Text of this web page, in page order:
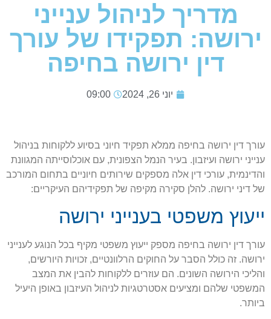
מדריך לניהול ענייני
ירושה: תפקידו של עורך
דין ירושה בחיפה
יוני 26, 2024 09:00
עורך דין ירושה בחיפה ממלא תפקיד חיוני בסיוע ללקוחות בניהול
ענייני ירושה ועיזבון. בעיר הנמל הצפונית, עם אוכלוסייתה המגוונת
והדינמית, עורכי דין אלה מספקים שירותים חיוניים בתחום המורכב
של דיני ירושה. להלן סקירה מקיפה של תפקידיהם העיקריים:
ייעוץ משפטי בענייני ירושה
עורך דין ירושה בחיפה מספק ייעוץ משפטי מקיף בכל הנוגע לענייני
ירושה. זה כולל הסבר על החוקים הרלוונטיים, זכויות היורשים,
והליכי הירושה השונים. הם עוזרים ללקוחות להבין את המצב
המשפטי שלהם ומציעים אסטרטגיות לניהול העיזבון באופן היעיל
ביותר.